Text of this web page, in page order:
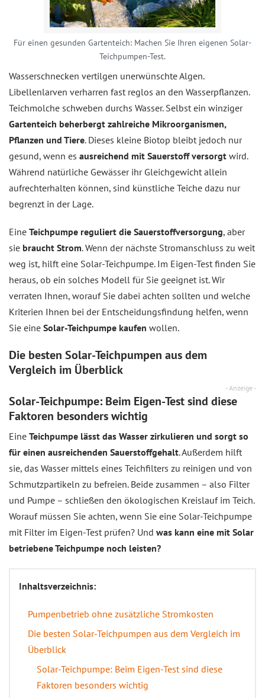
Für einen gesunden Gartenteich: Machen Sie Ihren eigenen Solar-
Teichpumpen-Test.
Wasserschnecken vertilgen unerwünschte Algen.
Libellenlarven verharren fast reglos an den Wasserpflanzen.
Teichmolche schweben durchs Wasser. Selbst ein winziger
Gartenteich beherbergt zahlreiche Mikroorganismen,
Pflanzen und Tiere. Dieses kleine Biotop bleibt jedoch nur
gesund, wenn es ausreichend mit Sauerstoff versorgt wird.
Während natürliche Gewässer ihr Gleichgewicht allein
aufrechterhalten können, sind künstliche Teiche dazu nur
begrenzt in der Lage.
Eine Teichpumpe reguliert die Sauerstoffversorgung, aber
sie braucht Strom. Wenn der nächste Stromanschluss zu weit
weg ist, hilft eine Solar-Teichpumpe. Im Eigen-Test finden Sie
heraus, ob ein solches Modell für Sie geeignet ist. Wir
verraten Ihnen, worauf Sie dabei achten sollten und welche
Kriterien Ihnen bei der Entscheidungsfindung helfen, wenn
Sie eine Solar-Teichpumpe kaufen wollen.
Die besten Solar-Teichpumpen aus dem
Vergleich im Überblick
- Anzeige -
Solar-Teichpumpe: Beim Eigen-Test sind diese
Faktoren besonders wichtig
Eine Teichpumpe lässt das Wasser zirkulieren und sorgt so
für einen ausreichenden Sauerstoffgehalt. Außerdem hilft
sie, das Wasser mittels eines Teichfilters zu reinigen und von
Schmutzpartikeln zu befreien. Beide zusammen – also Filter
und Pumpe – schließen den ökologischen Kreislauf im Teich.
Worauf müssen Sie achten, wenn Sie eine Solar-Teichpumpe
mit Filter im Eigen-Test prüfen? Und was kann eine mit Solar
betriebene Teichpumpe noch leisten?
Inhaltsverzeichnis:
Pumpenbetrieb ohne zusätzliche Stromkosten
Die besten Solar-Teichpumpen aus dem Vergleich im
Überblick
Solar-Teichpumpe: Beim Eigen-Test sind diese
Faktoren besonders wichtig